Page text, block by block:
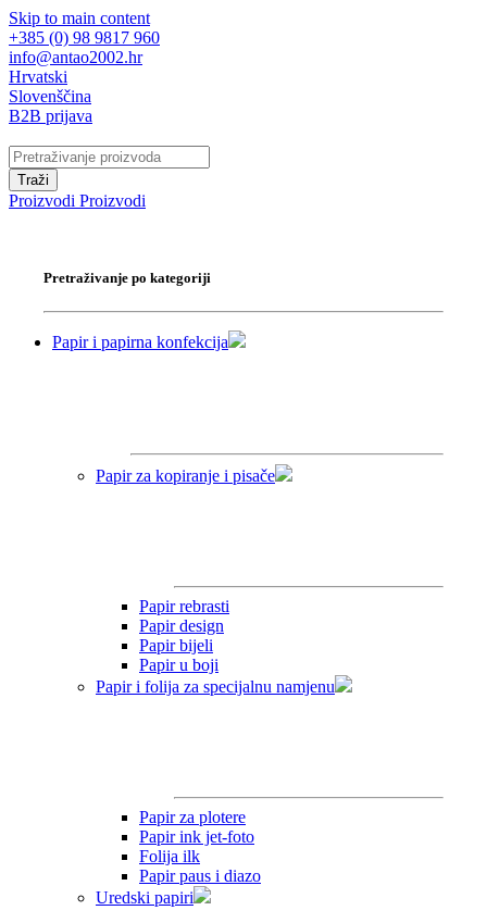
Skip to main content
+385 (0) 98 9817 960
info@antao2002.hr
Hrvatski
Slovenščina
B2B prijava
Traži
Proizvodi Proizvodi
Pretraživanje po kategoriji
Papir i papirna konfekcija
Papir za kopiranje i pisače
Papir rebrasti
Papir design
Papir bijeli
Papir u boji
Papir i folija za specijalnu namjenu
Papir za plotere
Papir ink jet-foto
Folija ilk
Papir paus i diazo
Uredski papiri